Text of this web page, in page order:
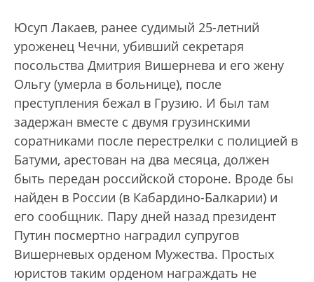
Юсуп Лакаев, ранее судимый 25-летний
уроженец Чечни, убивший секретаря
посольства Дмитрия Вишернева и его жену
Ольгу (умерла в больнице), после
преступления бежал в Грузию. И был там
задержан вместе с двумя грузинскими
соратниками после перестрелки с полицией в
Батуми, арестован на два месяца, должен
быть передан российской стороне. Вроде бы
найден в России (в Кабардино-Балкарии) и
его сообщник. Пару дней назад президент
Путин посмертно наградил супругов
Вишерневых орденом Мужества. Простых
юристов таким орденом награждать не